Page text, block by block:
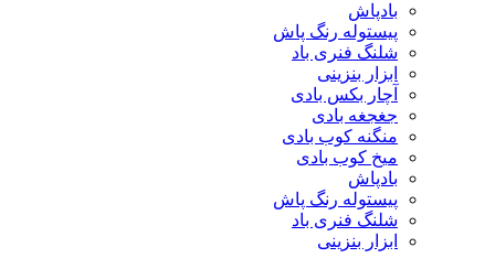
بادپاش
پیستوله رنگ پاش
شلنگ فنری باد
ابزار بنزینی
آچار بکس بادی
جغجغه بادی
منگنه کوب بادی
میخ کوب بادی
بادپاش
پیستوله رنگ پاش
شلنگ فنری باد
ابزار بنزینی